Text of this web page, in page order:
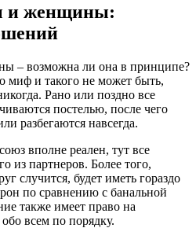
и женщины:
– возможна ли она в принципе?
миф и такого не может быть,
Рано или поздно все
постелью, после чего
разбегаются навсегда.
вполне реален, тут все
из партнеров. Более того,
случится, будет иметь гораздо
по сравнению с банальной
также имеет право на
всем по порядку.